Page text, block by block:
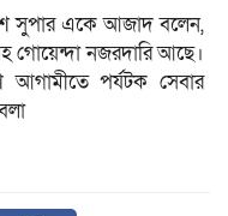
সুপার একে আজাদ বলেন,
গোয়েন্দা নজরদারি আছে।
আগামীতে পর্যটক সেবার